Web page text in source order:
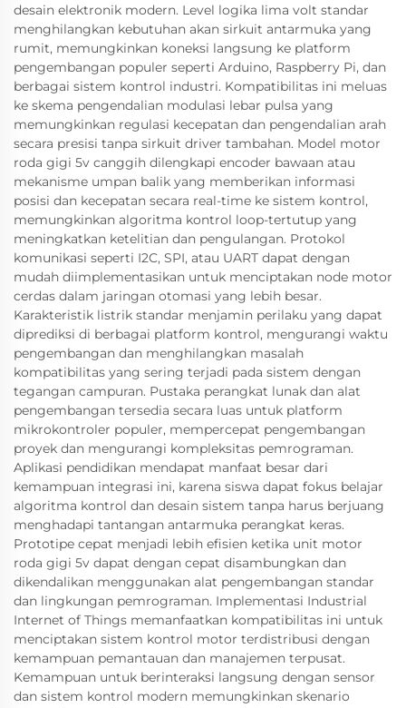
desain elektronik modern. Level logika lima volt standar
menghilangkan kebutuhan akan sirkuit antarmuka yang
rumit, memungkinkan koneksi langsung ke platform
pengembangan populer seperti Arduino, Raspberry Pi, dan
berbagai sistem kontrol industri. Kompatibilitas ini meluas
ke skema pengendalian modulasi lebar pulsa yang
memungkinkan regulasi kecepatan dan pengendalian arah
secara presisi tanpa sirkuit driver tambahan. Model motor
roda gigi 5v canggih dilengkapi encoder bawaan atau
mekanisme umpan balik yang memberikan informasi
posisi dan kecepatan secara real-time ke sistem kontrol,
memungkinkan algoritma kontrol loop-tertutup yang
meningkatkan ketelitian dan pengulangan. Protokol
komunikasi seperti I2C, SPI, atau UART dapat dengan
mudah diimplementasikan untuk menciptakan node motor
cerdas dalam jaringan otomasi yang lebih besar.
Karakteristik listrik standar menjamin perilaku yang dapat
diprediksi di berbagai platform kontrol, mengurangi waktu
pengembangan dan menghilangkan masalah
kompatibilitas yang sering terjadi pada sistem dengan
tegangan campuran. Pustaka perangkat lunak dan alat
pengembangan tersedia secara luas untuk platform
mikrokontroler populer, mempercepat pengembangan
proyek dan mengurangi kompleksitas pemrograman.
Aplikasi pendidikan mendapat manfaat besar dari
kemampuan integrasi ini, karena siswa dapat fokus belajar
algoritma kontrol dan desain sistem tanpa harus berjuang
menghadapi tantangan antarmuka perangkat keras.
Prototipe cepat menjadi lebih efisien ketika unit motor
roda gigi 5v dapat dengan cepat disambungkan dan
dikendalikan menggunakan alat pengembangan standar
dan lingkungan pemrograman. Implementasi Industrial
Internet of Things memanfaatkan kompatibilitas ini untuk
menciptakan sistem kontrol motor terdistribusi dengan
kemampuan pemantauan dan manajemen terpusat.
Kemampuan untuk berinteraksi langsung dengan sensor
dan sistem kontrol modern memungkinkan skenario